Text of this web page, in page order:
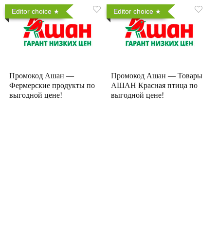
Editor choice
Промокод Ашан —
Фермерские продукты по
выгодной цене!
Editor choice
Промокод Ашан — Товары
АШАН Красная птица по
выгодной цене!